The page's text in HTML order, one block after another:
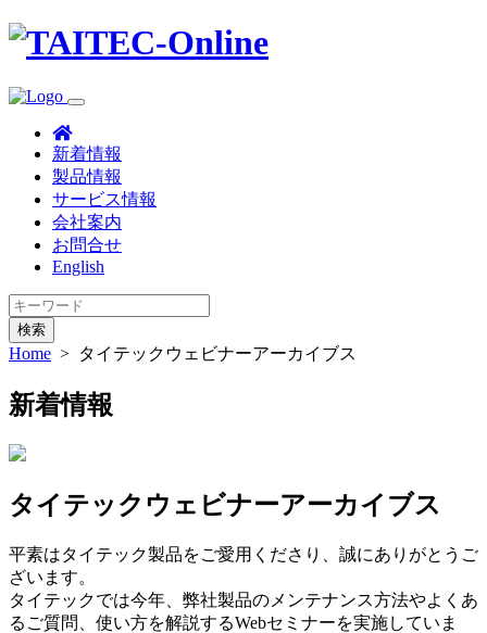
新着情報
製品情報
サービス情報
会社案内
お問合せ
English
検索
Home > タイテックウェビナーアーカイブス
新着情報
タイテックウェビナーアーカイブス
平素はタイテック製品をご愛用くださり、誠にありがとうご
ざいます。
タイテックでは今年、弊社製品のメンテナンス方法やよくあ
るご質問、使い方を解説するWebセミナーを実施していま